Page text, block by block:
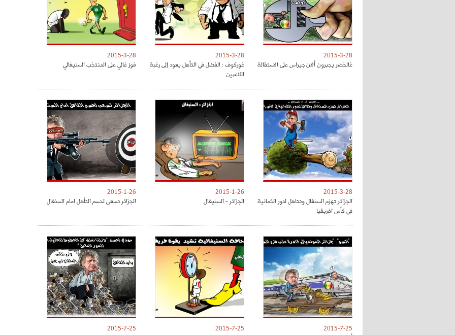
2015-3-28
غالخضر يجبرون ألان جيراس على الاستقالة
2015-3-28
غوركوف : الفضل في التأهل يعود إلى رغبة
اللاعبين
2015-3-28
فوز غالي على المنتخب السنيغالي
2015-3-28
الجزائر تهزم السنغال وتتاهل لدور الثمانية
في كأس افريقيا
2015-1-26
الجزائر - السنيغال
2015-1-26
الجزائر تسعى لحسم التأهل امام السنغال
2015-7-25
2015-7-25
2015-7-25